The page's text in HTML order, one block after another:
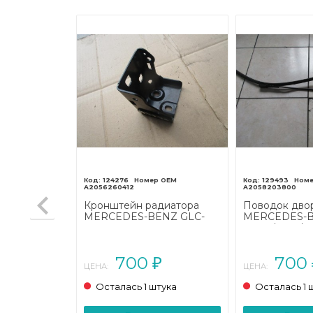
GLC-
124276
A2056260412
Кронштейн радиатора
MERCEDES-BENZ GLC-
ЦЕНА: 700 ₽
Осталась 1 штука
129493
A2058203800
Поводок
MERCEDES-
W205/S205/
ЦЕНА: 700
Осталась 1